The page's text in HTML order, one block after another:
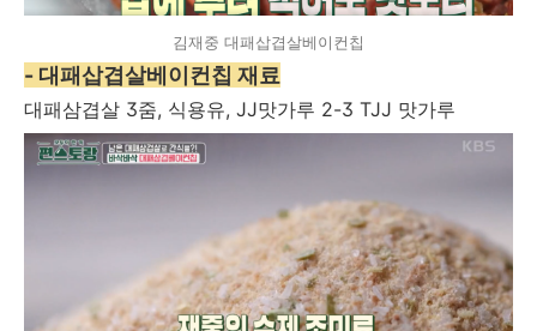
김재중 대패삽겹살베이컨칩
- 대패삽겹살베이컨칩 재료
대패삼겹살 3줌, 식용유, JJ맛가루 2-3 TJJ 맛가루